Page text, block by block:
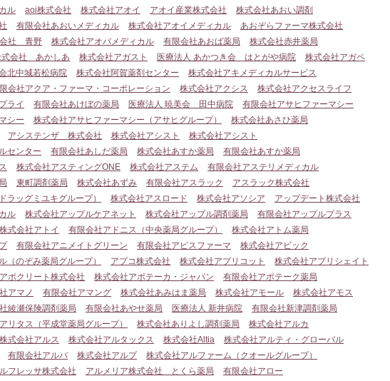
ル
aoi株式会社 株式会社アオイ アオイ産業株式会社
株式会社あおい調剤
有限会社あおいメディカル 株式会社アオイメディカル
あおぞらファーマ株式会社
社 青野 株式会社アオバメディカル 有限会社あおば薬局
株式会社赤井薬局
式会社 あかしあ 株式会社アガスト 医療法人 あかつき会 はとがや病院
株式会社アガペ
北中城若松病院
株式会社阿賀薬剤センター
株式会社アキメディカルサービス
会社アクア・ファーマ・コーポレーション 株式会社アクシス
株式会社アクセスライフ
ライ
有限会社あけぼの薬局 医療法人 暁美会 田中病院
有限会社アサヒファーマシー
シー
株式会社アサヒファーマシー（アサヒグループ）
株式会社あさひ薬局
アシステンザ 株式会社 株式会社アシスト
株式会社アシスト
センター
有限会社あしだ薬局 株式会社あすか薬局
有限会社あすか薬局
株式会社アスティングONE 株式会社アステム
有限会社アステリメディカル
東町調剤薬局 株式会社あずみ 有限会社アスラック
アスラック株式会社
ラッグミユキグループ）
株式会社アスロード 株式会社アソシア
アップデート株式会社
ル
株式会社アップルケアネット 株式会社アップル調剤薬局
有限会社アップルプラス
株式会社アトイ 有限会社アドニス（中央薬局グループ）
株式会社アトム薬局
有限会社アニメイトグリーン 有限会社アピスファーマ
株式会社アビック
（のぞみ薬局グループ）
アプコ株式会社 株式会社アプリコット
株式会社アプリシェイト
アポクリート株式会社 株式会社アポテーカ・ジャパン
有限会社アポテーク薬局
アマノ 有限会社アマング 株式会社あみはま薬局 株式会社アモール
株式会社アモス
綾瀬保険調剤薬局 有限会社あやせ薬局 医療法人 新井病院
有限会社新津調剤薬局
リタス（平成堂薬局グループ） 株式会社ありよし調剤薬局
株式会社アルカ
株式会社アルス 株式会社アルタックス 株式会社Altia
株式会社アルティ・グローバル
有限会社アルバ 株式会社アルプ
株式会社アルファーム（クオールグループ）
フレッサ株式会社 アルメリア株式会社 とくら薬局
有限会社アロー